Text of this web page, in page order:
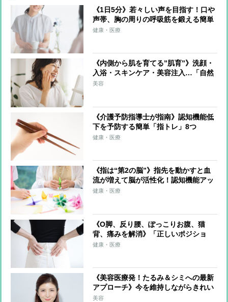
《1日5分》若々しい声を目指す！口や
声帯、胸の周りの呼吸筋を鍛える簡単
ボイストレーニング
健康・医療
《内側から肌を育てる”肌育”》洗顔・
入浴・スキンケア・美容注入…「自然
な美しさ」をコツコツ育む方法を美の
美容
《介護予防指導士が指南》認知機能低
下を予防する簡単「指トレ」8つ
「ひとりじゃんけん」も効果的
健康・医療
《指は“第2の脳”》指先を動かすと血
流が増えて脳が活性化！認知機能アッ
プに有効な日常生活や趣味でのコツ
健康・医療
《O脚、反り腰、ぽっこりお腹、猫
背、痛みを解消》「正しいポジショ
ン」を意識するだけゆがみをゼロにす
健康・医療
《美容医療発！たるみ＆シミへの最新
アプローチ》今を維持しながらきれい
に年を重ねる「スローエイジング」で
美容